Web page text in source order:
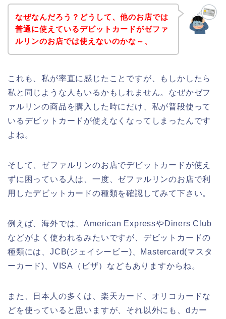
なぜなんだろう？どうして、他のお店では
普通に使えているデビットカードがゼファ
ルリンのお店では使えないのかな～、
これも、私が率直に感じたことですが、もしかしたら
私と同じような人もいるかもしれません。なぜかゼフ
ァルリンの商品を購入した時にだけ、私が普段使って
いるデビットカードが使えなくなってしまったんです
よね。
そして、ゼファルリンのお店でデビットカードが使え
ずに困っている人は、一度、ゼファルリンのお店で利
用したデビットカードの種類を確認してみて下さい。
例えば、海外では、American ExpressやDiners Club
などがよく使われるみたいですが、デビットカードの
種類には、JCB(ジェイシービー)、Mastercard(マスタ
ーカード)、VISA（ビザ）などもありますからね。
また、日本人の多くは、楽天カード、オリコカードな
どを使っていると思いますが、それ以外にも、dカー